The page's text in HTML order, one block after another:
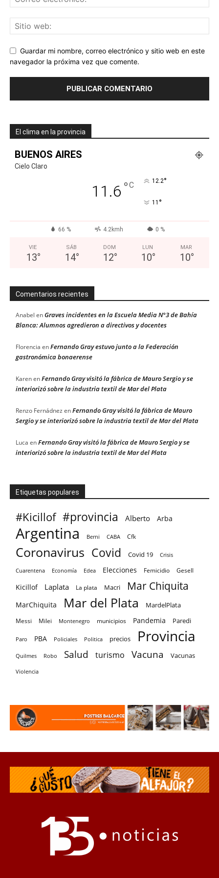
Guardar mi nombre, correo electrónico y sitio web en este
navegador la próxima vez que comente.
El clima en la provincia
BUENOS AIRES
Cielo Claro
11.6 °C 12.2°
11 °
66 % 4.2kmh 0 %
VIE
13°
SÁB
14°
DOM
12°
LUN
10°
MAR
10°
Comentarios recientes
Anabel enGraves incidentes en la Escuela Media N°3 de Bahía
Blanca: Alumnos agredieron a directivos y docentes
Florencia enFernando Gray estuvo junto a la Federación
gastronómica bonaerense
KarenenFernando Gray visitó la fábrica de Mauro Sergio y se
interiorizó sobre la industria textil de Mar del Plata
Renzo Fernádnez enFernando Gray visitó la fábrica de Mauro
Sergio y se interiorizó sobre la industria textil de Mar del Plata
Luca enFernando Gray visitó la fábrica de Mauro Sergio y se
interiorizó sobre la industria textil de Mar del Plata
Etiquetas populares
#Kicillof #provincia Alberto Arba
Argentina Berni CABA Cfk
Coronavirus Covid Covid 19 Crisis
Cuarentena Economía Edea Elecciones Femicidio Gesell
Kicillof Laplata La plata Macri Mar Chiquita
MarChiquita Mar del Plata MardelPlata
Messi Milei Montenegro municipios Pandemia Paredi
Paro PBA Policiales Politica precios Provincia
Quilmes Robo Salud turismo Vacuna Vacunas
Violencia